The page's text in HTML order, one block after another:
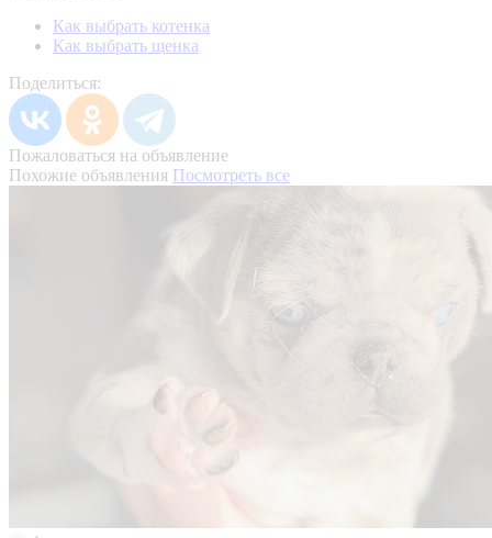
Как выбрать котенка
Как выбрать щенка
Поделиться:
Пожаловаться на объявление
Похожие объявления Посмотреть все